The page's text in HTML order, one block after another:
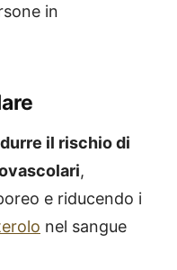
in
il rischio di
,
e riducendo i
nel sangue